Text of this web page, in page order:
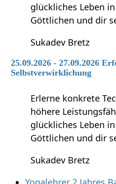
glückliches Leben
Göttlichen und dir
Sukadev Bretz
25.09.2026 - 27.09.2026
Selbstverwirklichung
Erlerne konkrete
höhere
glückliches Leben
Göttlichen und dir
Sukadev Bretz